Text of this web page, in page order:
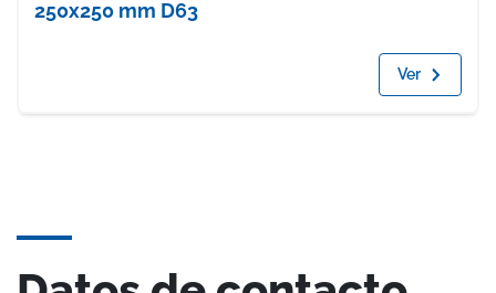
250x250 mm D63
Ver